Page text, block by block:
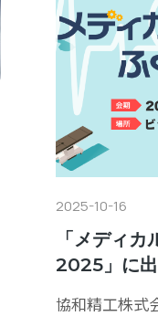
2025-10-16
「メディ
2025」に
協和精工株式